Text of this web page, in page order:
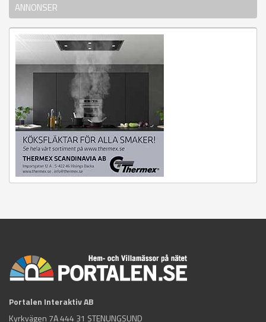
ANNONSER
Portalen Interaktiv AB
Kyrkvägen 7A 444 31 STENUNGSUND